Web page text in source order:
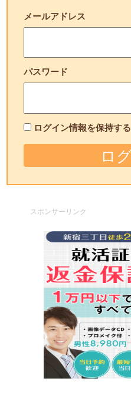
メールアドレス
パスワード
ログイン情報を保持する
スポンサーリンク